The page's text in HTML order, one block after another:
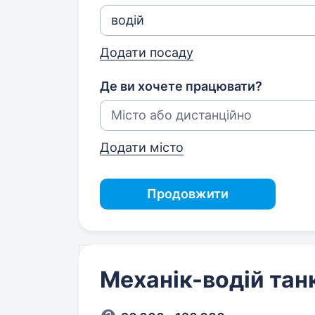
Додати посаду
Де ви хочете працювати?
Додати місто
Продовжити
Механік-водій